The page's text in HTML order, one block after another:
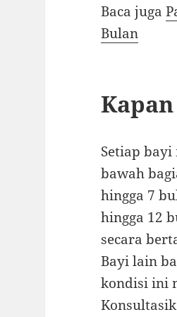
Baca juga
Bulan
Setiap
bawah
hingga 7
hingga 12
secara
Bayi lain
kondisi ini